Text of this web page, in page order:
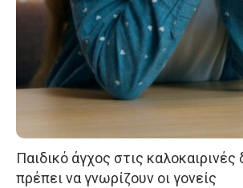
Παιδικό άγχος στις καλοκαιρινές
πρέπει να γνωρίζουν οι γονείς